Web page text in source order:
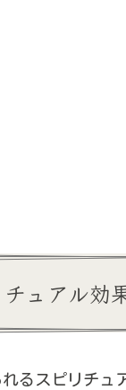
ュアル効
るスピリチュ